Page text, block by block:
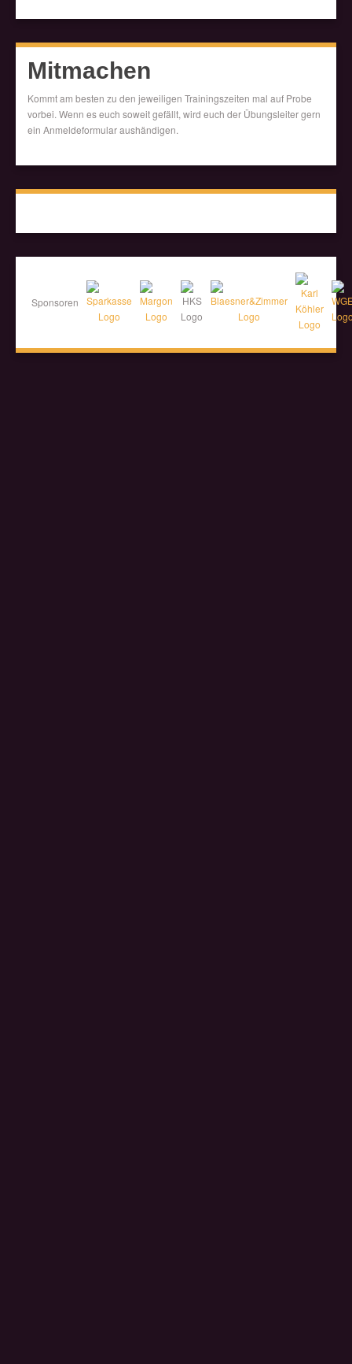
Mitmachen
Kommt am besten zu den jeweiligen Trainingszeiten mal auf Probe
vorbei. Wenn es euch soweit gefällt, wird euch der Übungsleiter gern
ein Anmeldeformular aushändigen.
Sponsoren